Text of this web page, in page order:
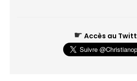
☛ Accès au